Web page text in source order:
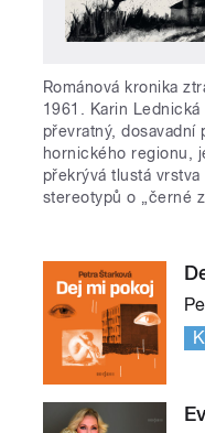
Románová kronika
1961. Karin
převratný, dosavadní
hornického regionu,
překrývá tlustá
stereotypů o „černé